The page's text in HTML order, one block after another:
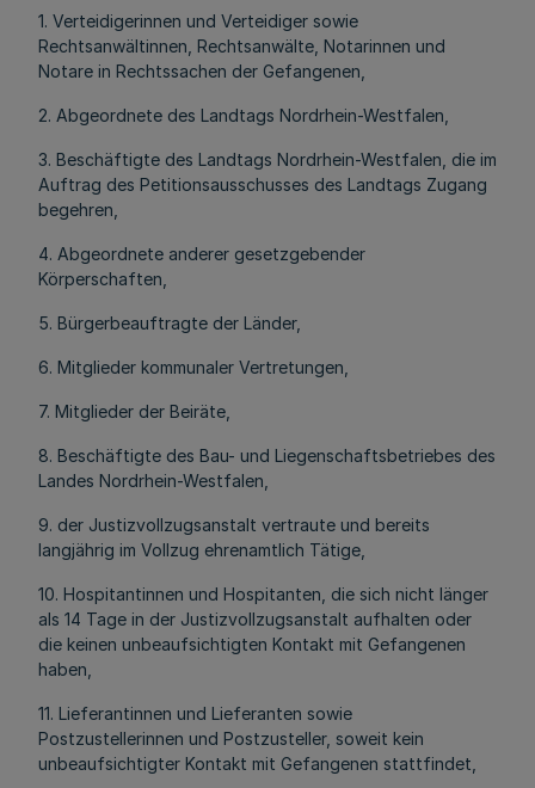
1. Verteidigerinnen und Verteidiger sowie
Rechtsanwältinnen, Rechtsanwälte, Notarinnen und
Notare in Rechtssachen der Gefangenen,
2. Abgeordnete des Landtags Nordrhein-Westfalen,
3. Beschäftigte des Landtags Nordrhein-Westfalen, die im
Auftrag des Petitionsausschusses des Landtags Zugang
begehren,
4. Abgeordnete anderer gesetzgebender
Körperschaften,
5. Bürgerbeauftragte der Länder,
6. Mitglieder kommunaler Vertretungen,
7. Mitglieder der Beiräte,
8. Beschäftigte des Bau- und Liegenschaftsbetriebes des
Landes Nordrhein-Westfalen,
9. der Justizvollzugsanstalt vertraute und bereits
langjährig im Vollzug ehrenamtlich Tätige,
10. Hospitantinnen und Hospitanten, die sich nicht länger
als 14 Tage in der Justizvollzugsanstalt aufhalten oder
die keinen unbeaufsichtigten Kontakt mit Gefangenen
haben,
11. Lieferantinnen und Lieferanten sowie
Postzustellerinnen und Postzusteller, soweit kein
unbeaufsichtigter Kontakt mit Gefangenen stattfindet,